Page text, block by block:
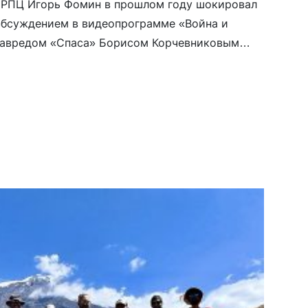
Игорь Фомин в прошлом году шокировал
в видеопрограмме «Война и
«Спаса» Борисом Корчевниковым
новой передачей в рамках православного